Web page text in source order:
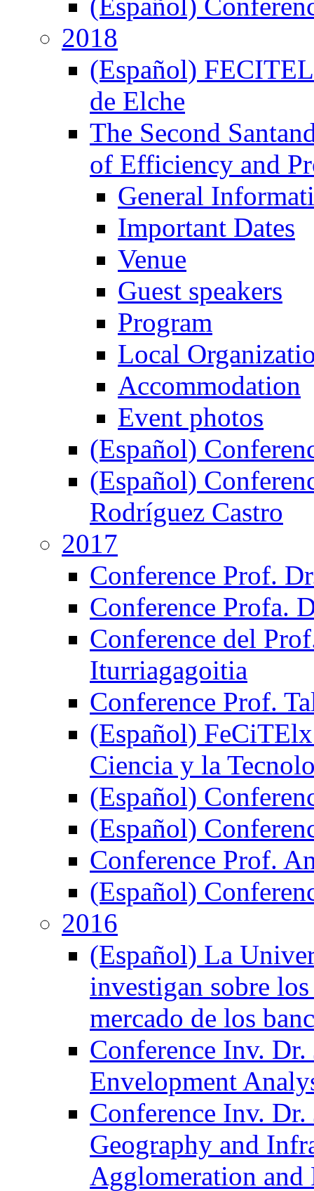
2018
(Español)
de Elche
The Second
of Efficiency and
General
Important Dates
Venue
Guest speakers
Program
Local
Accommodation
Event photos
(Español)
(Español)
Rodríguez Castro
2017
Conference Prof.
Conference Profa.
Conference del
Iturriagagoitia
Conference Prof.
(Español)
Ciencia y la
(Español)
(Español)
Conference Prof.
(Español)
2016
(Español) La
investigan sobre
mercado de los
Conference Inv.
Envelopment
Conference Inv.
Geography and
Agglomeration and